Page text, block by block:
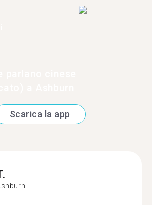
Scarica la app